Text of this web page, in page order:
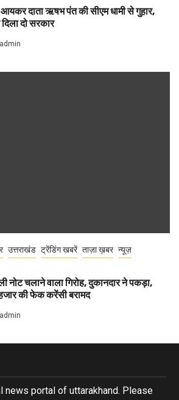
दाता ऋषभ पंत की सीएम धामी से गुहार,
दो सरकार
admin
उत्तराखंड ट्रेंडिंग खबरें ताज़ा ख़बर न्यूज़
नोट चलाने वाला गिरोह, दुकानदार ने पकड़ा,
की फेक करेंसी बरामद
admin
news portal of uttarakhand. Please